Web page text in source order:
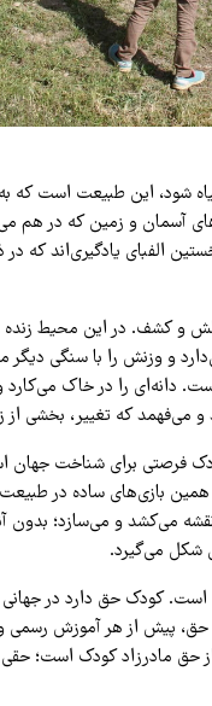
شود، این طبیعت است که
آسمان و زمین که در هم
الفبای یادگیری‌اند که
و کشف. در این محیط زنده و
و وزنش را با سنگی
دانه‌ای را در خاک می‌کارد
می‌فهمد که تغییر، بخشی
فرصتی برای شناخت
بازی‌های ساده در
می‌کشد و می‌سازد؛ بدون
شکل می‌گیرد.
کودک حق دارد در جهانی
حق، پیش از هر آموزش رسمی
حق مادرزاد کودک است؛